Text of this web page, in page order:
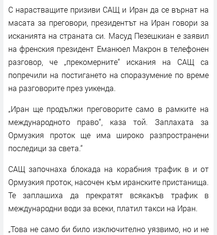
С нарастващите призиви САЩ и Иран да се върнат на
масата за преговори, президентът на Иран говори за
исканията на страната си. Масуд Пезешкиан е заявил
на френския президент Еманюел Макрон в телефонен
разговор, че „прекомерните“ искания на САЩ са
попречили на постигането на споразумение по време
на разговорите през уикенда.
„Иран ще продължи преговорите само в рамките на
международното право“, каза той. Заплахата за
Ормузкия проток ще има широко разпространени
последици за света.“
САЩ започнаха блокада на корабния трафик в и от
Ормузкия проток, насочен към иранските пристанища.
Те заплашиха да прекратят всякакъв трафик в
международни води за всеки, платил такси на Иран.
„Това не само би било изключително уязвимо, но и не